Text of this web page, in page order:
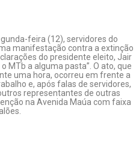
feira (12), servidores do
manifestação contra a extinção
do presidente eleito, Jair
MTb a alguma pasta’’. O ato, que
uma hora, ocorreu em frente a
e, após falas de servidores,
representantes de outras
na Avenida Maúa com faixa